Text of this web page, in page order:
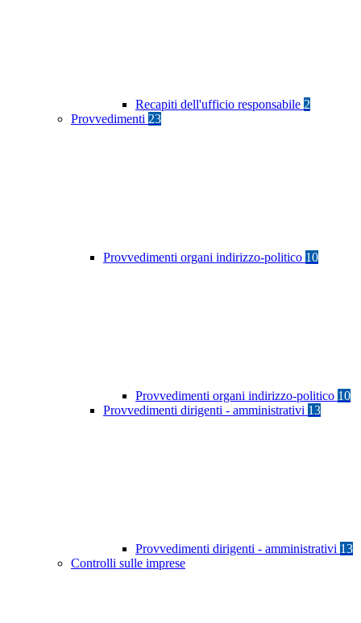
Recapiti dell'ufficio responsabile 2
Provvedimenti 23
Provvedimenti organi indirizzo-politico 10
Provvedimenti organi indirizzo-politico 10
Provvedimenti dirigenti - amministrativi 13
Provvedimenti dirigenti - amministrativi 13
Controlli sulle imprese